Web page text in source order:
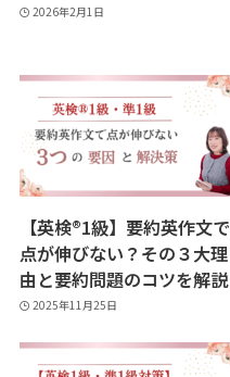
2026年2月1日
【英検®︎1級】要約英作文で
点が伸びない？その３大理
由と要約問題のコツを解説
2025年11月25日